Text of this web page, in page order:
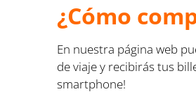
¿Cómo
En nuestra página web
de viaje y recibirás tus
smartphone!